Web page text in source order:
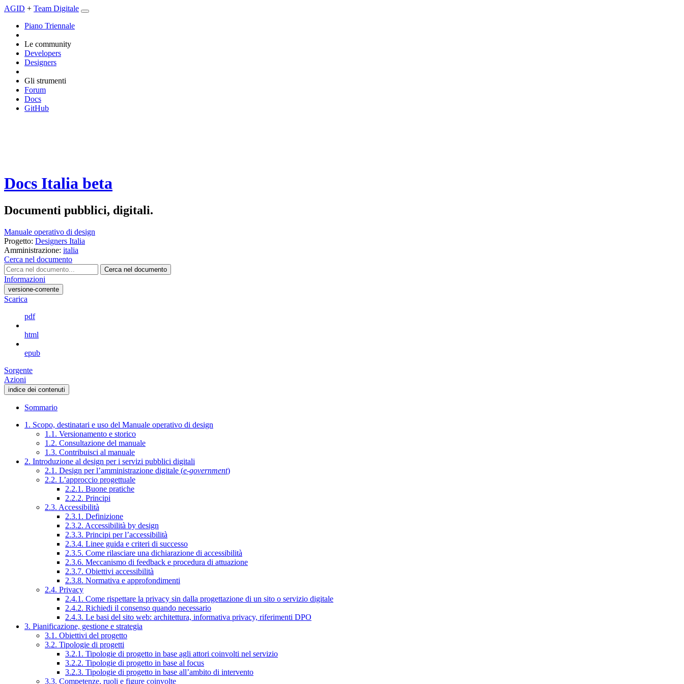
AGID + Team Digitale
Piano Triennale
Le community
Developers
Designers
Gli strumenti
Forum
Docs
GitHub
Docs Italia beta
Documenti pubblici, digitali.
Manuale operativo di design
Progetto: Designers Italia
Amministrazione: italia
Cerca nel documento
Cerca nel documento
Informazioni
versione-corrente
Scarica
pdf
html
epub
Sorgente
Azioni
indice dei contenuti
Sommario
1. Scopo, destinatari e uso del Manuale operativo di design
1.1. Versionamento e storico
1.2. Consultazione del manuale
1.3. Contribuisci al manuale
2. Introduzione al design per i servizi pubblici digitali
2.1. Design per l’amministrazione digitale (e-government)
2.2. L’approccio progettuale
2.2.1. Buone pratiche
2.2.2. Principi
2.3. Accessibilità
2.3.1. Definizione
2.3.2. Accessibilità by design
2.3.3. Principi per l’accessibilità
2.3.4. Linee guida e criteri di successo
2.3.5. Come rilasciare una dichiarazione di accessibilità
2.3.6. Meccanismo di feedback e procedura di attuazione
2.3.7. Obiettivi accessibilità
2.3.8. Normativa e approfondimenti
2.4. Privacy
2.4.1. Come rispettare la privacy sin dalla progettazione di un sito o servizio digitale
2.4.2. Richiedi il consenso quando necessario
2.4.3. Le basi del sito web: architettura, informativa privacy, riferimenti DPO
3. Pianificazione, gestione e strategia
3.1. Obiettivi del progetto
3.2. Tipologie di progetti
3.2.1. Tipologie di progetto in base agli attori coinvolti nel servizio
3.2.2. Tipologie di progetto in base al focus
3.2.3. Tipologie di progetto in base all’ambito di intervento
3.3. Competenze, ruoli e figure coinvolte